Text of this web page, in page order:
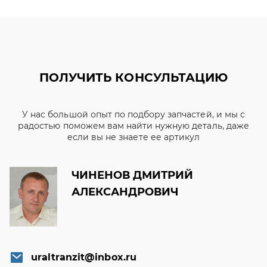
ПОЛУЧИТЬ КОНСУЛЬТАЦИЮ
У нас большой опыт по подбору запчастей, и мы с
радостью поможем вам найти нужную деталь, даже
если вы не знаете ее артикул
ЧИНЕНОВ ДМИТРИЙ
АЛЕКСАНДРОВИЧ
uraltranzit@inbox.ru